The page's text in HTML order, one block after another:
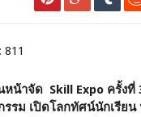
811
หน้าจัด Skill Expo ครั้งที่
รม เปิดโลกทัศน์นักเรียน